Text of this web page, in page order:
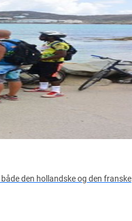
den hollandske og den franske